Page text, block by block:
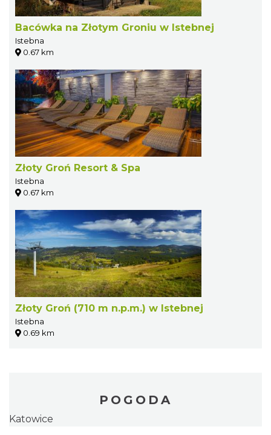
Bacówka na Złotym Groniu w Istebnej
Istebna
0.67 km
Złoty Groń Resort & Spa
Istebna
0.67 km
Złoty Groń (710 m n.p.m.) w Istebnej
Istebna
0.69 km
POGODA
Katowice